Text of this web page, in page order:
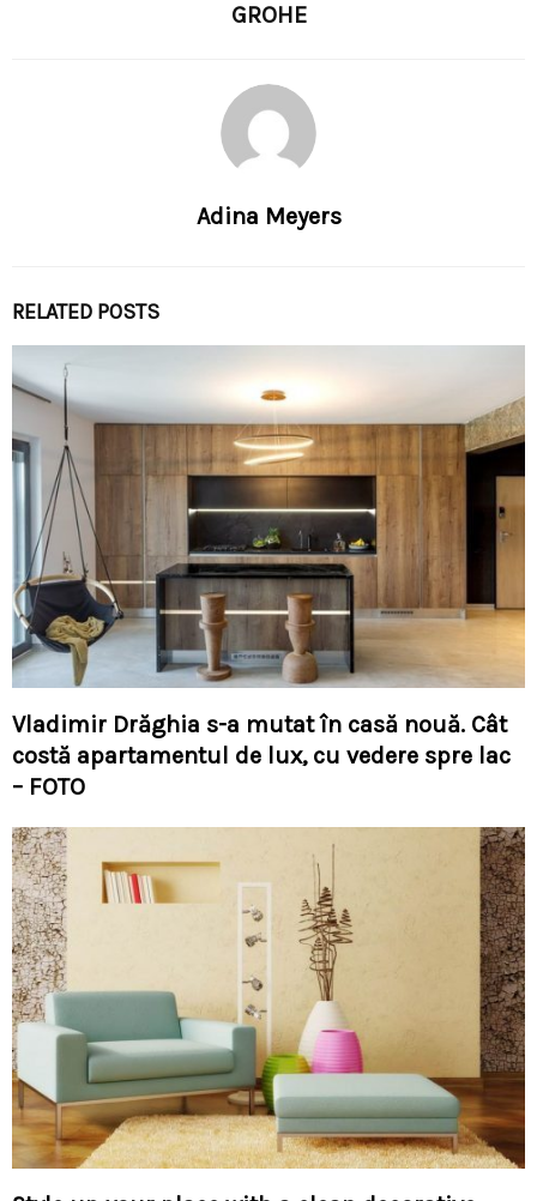
GROHE
Adina Meyers
RELATED POSTS
Vladimir Drăghia s-a mutat în casă nouă. Cât
costă apartamentul de lux, cu vedere spre lac
– FOTO